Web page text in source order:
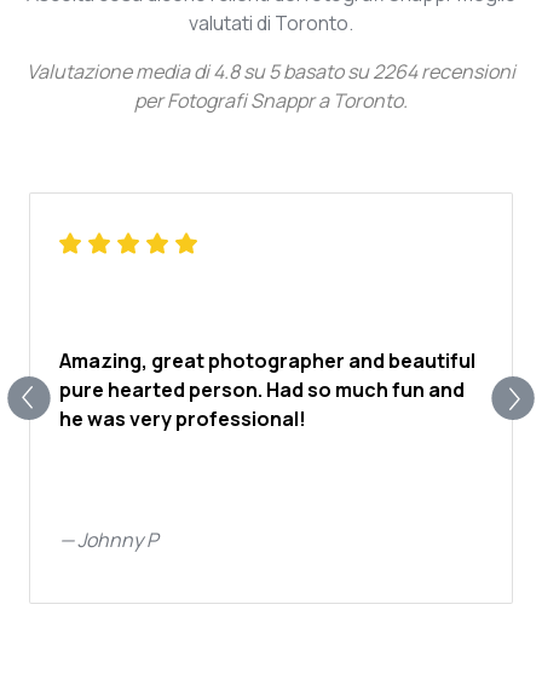
valutati di Toronto.
Valutazione media di4.8su5basato su2264recensioni
perFotografi Snappr a Toronto.
Amazing, great photographer and beautiful
pure hearted person. Had so much fun and
he was very professional!
—Johnny P